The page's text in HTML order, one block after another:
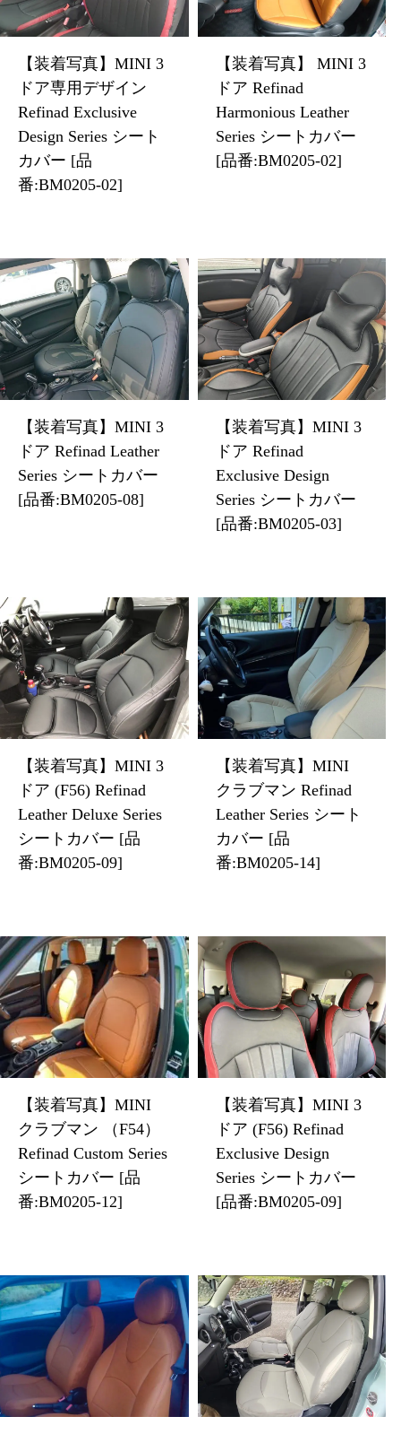
【装着写真】MINI 3
ドア専用デザイン
Refinad Exclusive
Design Series シート
カバー [品
番:BM0205-02]
【装着写真】 MINI 3
ドア Refinad
Harmonious Leather
Series シートカバー
[品番:BM0205-02]
【装着写真】MINI 3
ドア Refinad Leather
Series シートカバー
[品番:BM0205-08]
【装着写真】MINI 3
ドア Refinad
Exclusive Design
Series シートカバー
[品番:BM0205-03]
【装着写真】MINI 3
ドア (F56) Refinad
Leather Deluxe Series
シートカバー [品
番:BM0205-09]
【装着写真】MINI
クラブマン Refinad
Leather Series シート
カバー [品
番:BM0205-14]
【装着写真】MINI
クラブマン （F54）
Refinad Custom Series
シートカバー [品
番:BM0205-12]
【装着写真】MINI 3
ドア (F56) Refinad
Exclusive Design
Series シートカバー
[品番:BM0205-09]